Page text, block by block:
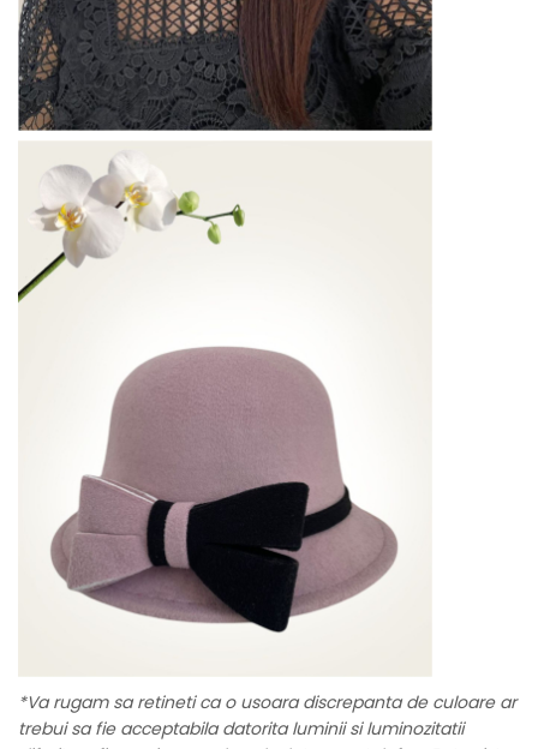
*Va rugam sa retineti ca o usoara discrepanta de culoare ar
trebui sa fie acceptabila datorita luminii si luminozitatii